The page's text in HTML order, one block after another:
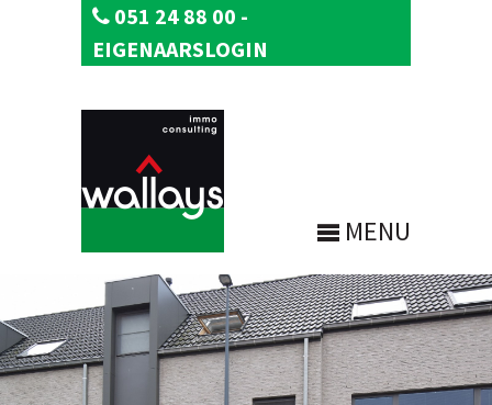
051 24 88 00 -
EIGENAARSLOGIN
MENU